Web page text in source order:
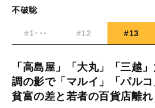
不破聡
#1･･･ #12 #13
「高島屋」「大丸」「三越
調の影で「マルイ」「パル
貧富の差と若者の百貨店離れ